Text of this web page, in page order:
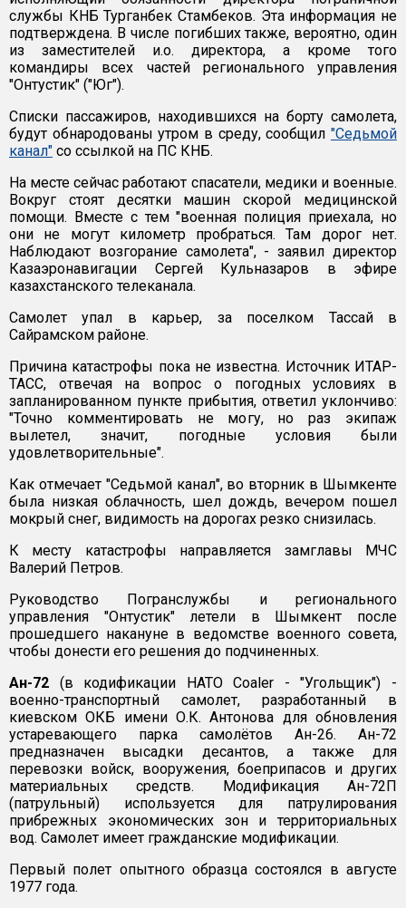
службы КНБ Турганбек Стамбеков. Эта информация не
подтверждена. В числе погибших также, вероятно, один
из заместителей и.о. директора, а кроме того
командиры всех частей регионального управления
"Онтустик" ("Юг").
Списки пассажиров, находившихся на борту самолета,
будут обнародованы утром в среду, сообщил "Седьмой
канал" со ссылкой на ПС КНБ.
На месте сейчас работают спасатели, медики и военные.
Вокруг стоят десятки машин скорой медицинской
помощи. Вместе с тем "военная полиция приехала, но
они не могут километр пробраться. Там дорог нет.
Наблюдают возгорание самолета", - заявил директор
Казаэронавигации Сергей Кульназаров в эфире
казахстанского телеканала.
Самолет упал в карьер, за поселком Тассай в
Сайрамском районе.
Причина катастрофы пока не известна. Источник ИТАР-
ТАСС, отвечая на вопрос о погодных условиях в
запланированном пункте прибытия, ответил уклончиво:
"Точно комментировать не могу, но раз экипаж
вылетел, значит, погодные условия были
удовлетворительные".
Как отмечает "Седьмой канал", во вторник в Шымкенте
была низкая облачность, шел дождь, вечером пошел
мокрый снег, видимость на дорогах резко снизилась.
К месту катастрофы направляется замглавы МЧС
Валерий Петров.
Руководство Погранслужбы и регионального
управления "Онтустик" летели в Шымкент после
прошедшего накануне в ведомстве военного совета,
чтобы донести его решения до подчиненных.
Ан-72 (в кодификации НАТО Coaler - "Угольщик") -
военно-транспортный самолет, разработанный в
киевском ОКБ имени О.К. Антонова для обновления
устаревающего парка самолётов Ан-26. Ан-72
предназначен высадки десантов, а также для
перевозки войск, вооружения, боеприпасов и других
материальных средств. Модификация Ан-72П
(патрульный) используется для патрулирования
прибрежных экономических зон и территориальных
вод. Самолет имеет гражданские модификации.
Первый полет опытного образца состоялся в августе
1977 года.